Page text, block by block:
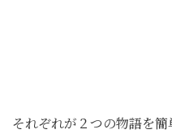
それぞれが２つの物語を